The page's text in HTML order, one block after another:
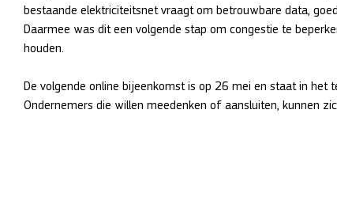
bestaande elektriciteitsnet vraagt om betrouwbare data,
Daarmee was dit een volgende stap om congestie te
houden.
De volgende online bijeenkomst is op 26 mei en staat in het
Ondernemers die willen meedenken of aansluiten, kunnen